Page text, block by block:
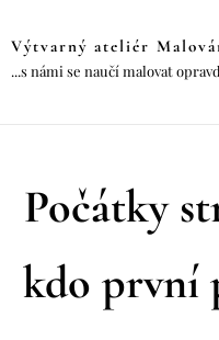
Výtvarný ateliér
...s námi se naučí malovat
Počátky
kdo první